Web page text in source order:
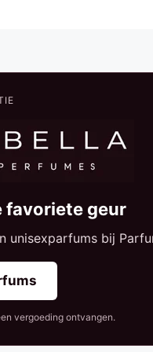
favoriete geur
unisexparfums bij
vergoeding ontvangen.